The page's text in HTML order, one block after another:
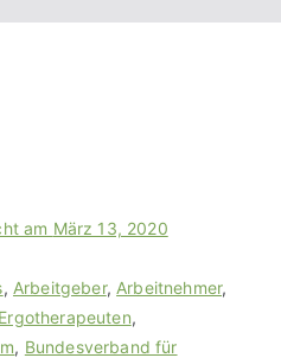
am März 13, 2020
, Arbeitgeber, Arbeitnehmer,
,
, Bundesverband für